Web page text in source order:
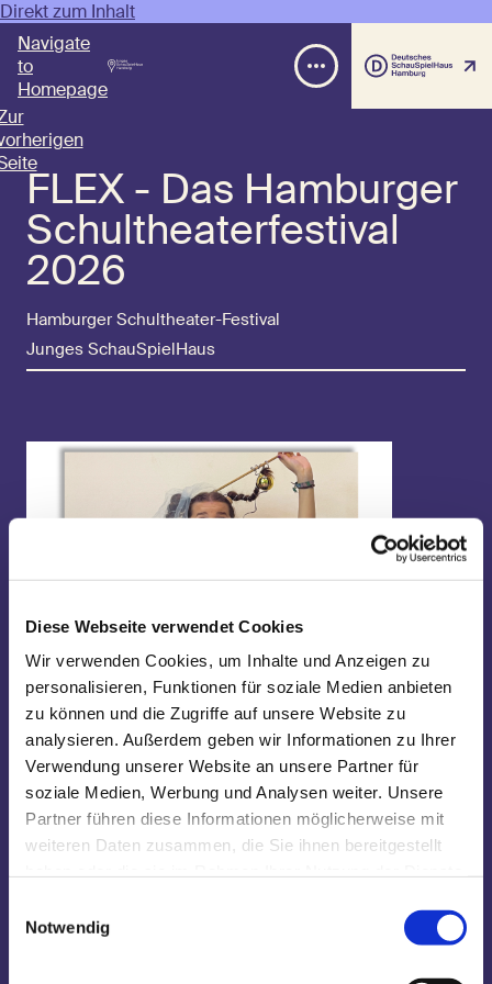
Diese Webseite verwendet Cookies
Wir verwenden Cookies, um Inhalte und Anzeigen zu
personalisieren, Funktionen für soziale Medien anbieten
zu können und die Zugriffe auf unsere Website zu
analysieren. Außerdem geben wir Informationen zu Ihrer
Verwendung unserer Website an unsere Partner für
soziale Medien, Werbung und Analysen weiter. Unsere
Partner führen diese Informationen möglicherweise mit
weiteren Daten zusammen, die Sie ihnen bereitgestellt
Notwendig
Direkt zum Inhalt
Navigate
to
Homepage
FLEX - Das Hamburger
Schultheaterfestival
2026
Hamburger Schultheater-Festival
Junges SchauSpielHaus